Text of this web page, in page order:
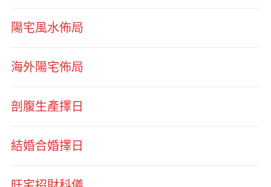
陽宅風水佈局
海外陽宅佈局
剖腹生產擇日
結婚合婚擇日